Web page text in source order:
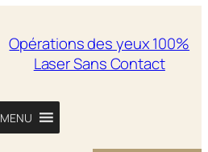
Opérations des yeux 100%
Laser Sans Contact
MENU